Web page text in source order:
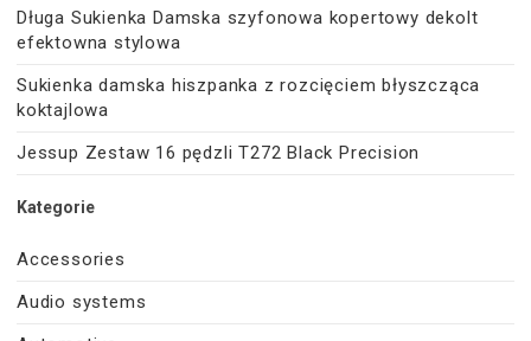
Długa Sukienka Damska szyfonowa kopertowy dekolt
efektowna stylowa
Sukienka damska hiszpanka z rozcięciem błyszcząca
koktajlowa
Jessup Zestaw 16 pędzli T272 Black Precision
Kategorie
Accessories
Audio systems